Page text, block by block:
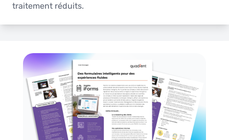
traitement réduits.